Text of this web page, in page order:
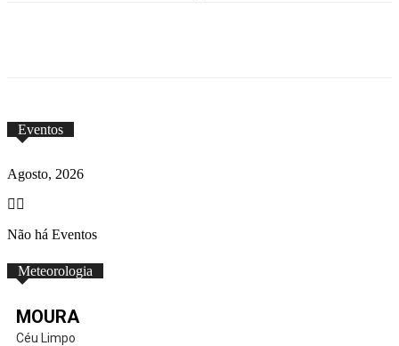
Eventos
Agosto, 2026
Não há Eventos
Meteorologia
MOURA
Céu Limpo